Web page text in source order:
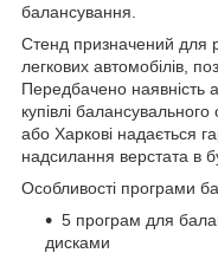
балансування.
Стенд призначений для
легкових автомобілів,
Передбачено наявність
купівлі
або Харкові надається
надсилання верстата в
Особливості програми
5 програм для
дисками